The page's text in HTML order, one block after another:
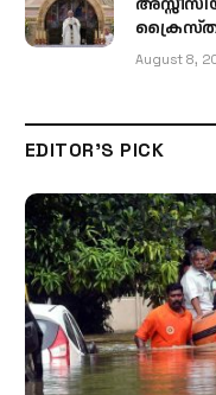
August 8,
EDITOR'S PICK